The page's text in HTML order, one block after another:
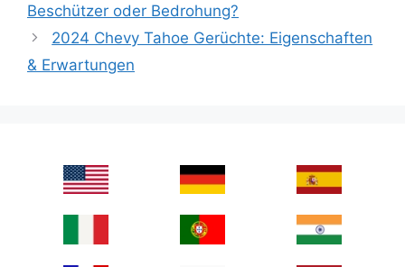
Beschützer oder Bedrohung?
2024 Chevy Tahoe Gerüchte: Eigenschaften
& Erwartungen